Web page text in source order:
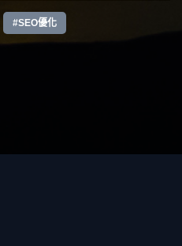
#SEO優化